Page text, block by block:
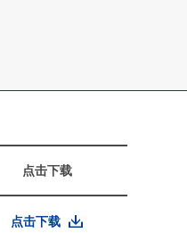
点击下载
点击下载